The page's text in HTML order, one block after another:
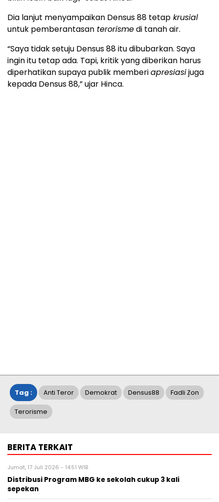
Dia lanjut menyampaikan Densus 88 tetap krusial
untuk pemberantasan terorismedi tanah air.
“Saya tidak setuju Densus 88 itu dibubarkan. Saya
ingin itu tetap ada. Tapi, kritik yang diberikan harus
diperhatikan supaya publik memberiapresiasijuga
kepada Densus 88,” ujar Hinca.
Tag : Anti Teror Demokrat Densus88 Fadli Zon
Terorisme
BERITA TERKAIT
Jumat, 17 Juli 2026 - 14:51 WIB
Distribusi Program MBG ke sekolah cukup 3 kali
sepekan